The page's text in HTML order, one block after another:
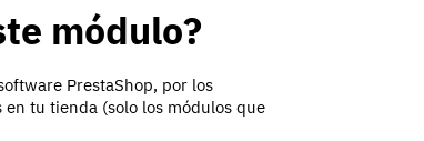
módulo?
PrestaShop, por los
tu tienda (solo los módulos que